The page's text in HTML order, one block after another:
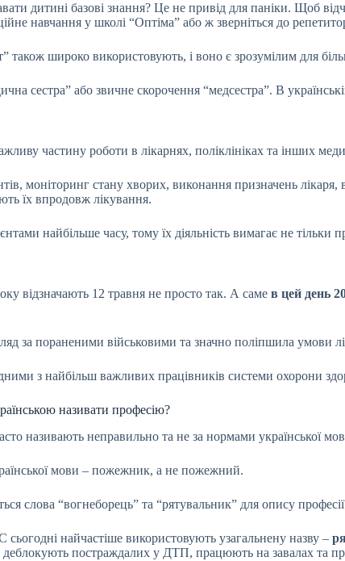
дитині базові знання? Це не привід для паніки. Щоб
навчання у школі “Оптіма” або ж зверніться до
також широко використовують, і воно є зрозумілим для
сестра” або звичне скорочення “медсестра”. В
частину роботи в лікарнях, поліклініках та інших
моніторинг стану хворих, виконання призначень
їх впродовж лікування.
найбільше часу, тому їх діяльність вимагає не тільки
відзначають 12 травня не просто так. А саме в цей день
за пораненими військовими та значно поліпшила умови
з найбільш важливих працівників системи охорони
називати професію?
називають неправильно та не за нормами української
мови – пожежник, а не пожежний.
слова “вогнеборець” та “рятувальник” для опису
найчастіше використовують узагальнену назву –
постраждалих у ДТП, працюють на завалах та